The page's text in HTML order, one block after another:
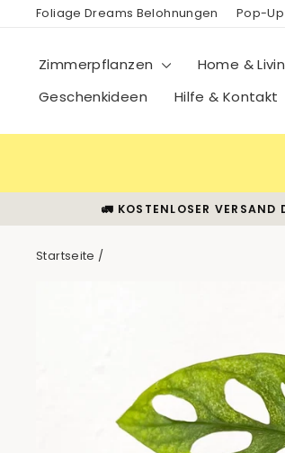
DirektFoliage Dreams Belohnungen Pop-Up
Zimmerpflanzen Home &
Geschenkideen
Hilfe & Kontakt
🚛 KOSTENLOSER VERSAND
Startseite /